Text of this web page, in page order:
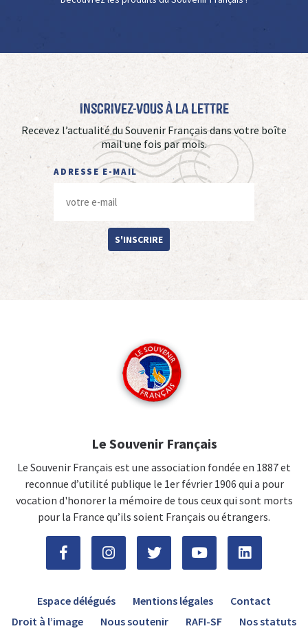
Inscrivez-vous à La Lettre
Recevez l’actualité du Souvenir Français dans votre boîte
mail une fois par mois.
ADRESSE E-MAIL
S'INSCRIRE
Le Souvenir Français
Le Souvenir Français est une association fondée en 1887 et
reconnue d’utilité publique le 1er février 1906 qui a pour
vocation d'honorer la mémoire de tous ceux qui sont morts
pour la France qu’ils soient Français ou étrangers.
Espace délégués Mentions légales
Contact
Droit à l’image
Nous soutenir RAFI-SF Nos statuts